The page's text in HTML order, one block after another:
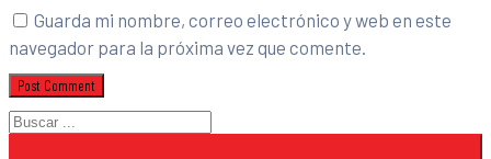
Guarda mi nombre, correo electrónico y web en este
navegador para la próxima vez que comente.